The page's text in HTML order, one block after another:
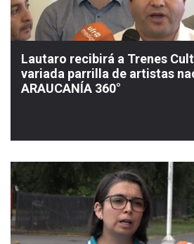
Lautaro recibirá a Trenes
variada parrilla de artistas
ARAUCANÍA 360°